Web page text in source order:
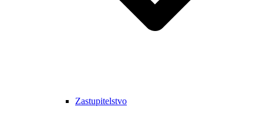
Zastupitelstvo